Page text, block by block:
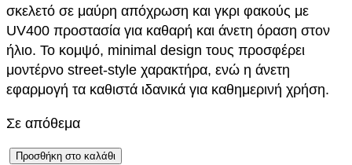
σκελετό σε μαύρη απόχρωση και γκρι φακούς με
UV400 προστασία για καθαρή και άνετη όραση στον
ήλιο. Το κομψό, minimal design τους προσφέρει
μοντέρνο street-style χαρακτήρα, ενώ η άνετη
εφαρμογή τα καθιστά ιδανικά για καθημερινή χρήση.
Σε απόθεμα
Προσθήκη στο καλάθι